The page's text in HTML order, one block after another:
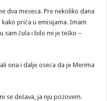
dva meseca. Pre nekoliko dana
kako priča u emisijama. Imam
sam čula i bilo mi je teško –
ona i dalje oseća da je Merima
se dešava, ja nju pozovem.